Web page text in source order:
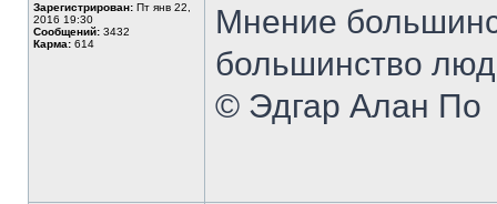
Зарегистрирован: Пт янв 22,
2016 19:30
Сообщений: 3432
Карма: 614
Мнение
большинство
© Эдгар Алан По